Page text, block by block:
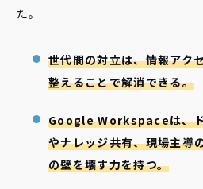
た。
世代間の対立は、情報アク
整えることで解消できる。
Google Workspaceは、
やナレッジ共有、現場主導
の壁を壊す力を持つ。